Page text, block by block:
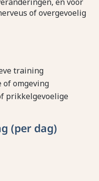
of overgevoelig
training
omgeving
prikkelgevoelige
(per dag)